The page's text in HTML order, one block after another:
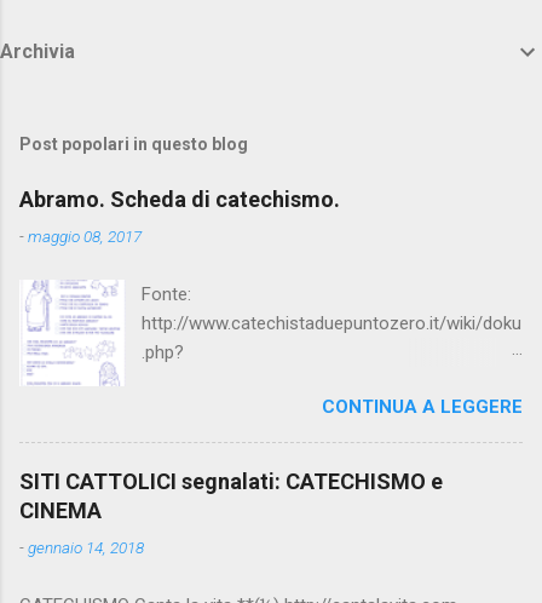
Archivia
Post popolari in questo blog
Abramo. Scheda di catechismo.
-maggio 08, 2017
Fonte:
http://www.catechistaduepuntozero.it/wiki/doku
.php?
CONTINUA A LEGGERE
SITI CATTOLICI segnalati: CATECHISMO e
CINEMA
-gennaio 14, 2018